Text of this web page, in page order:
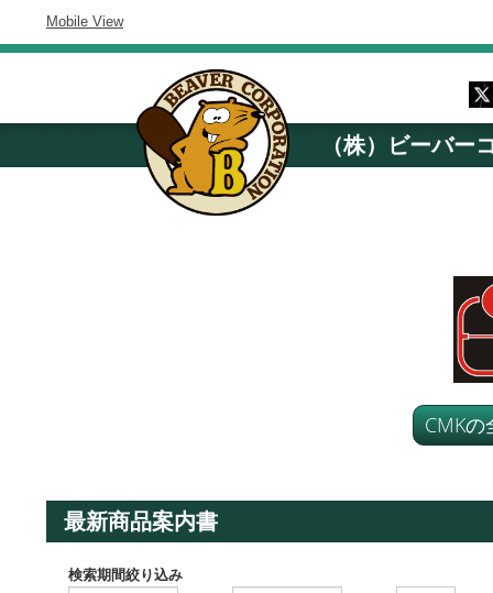
Mobile View
（株）ビーバー
CMK
最新商品案内書
検索期間絞り込み